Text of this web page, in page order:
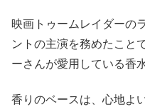
映画トゥームレイダーの
ントの主演を務めたこと
ーさんが愛用している香
香りのベースは、心地よ